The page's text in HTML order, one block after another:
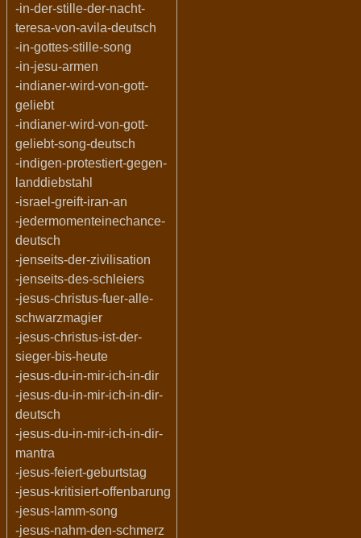
-in-der-stille-der-nacht-
teresa-von-avila-deutsch
-in-gottes-stille-song
-in-jesu-armen
-indianer-wird-von-gott-
geliebt
-indianer-wird-von-gott-
geliebt-song-deutsch
-indigen-protestiert-gegen-
landdiebstahl
-israel-greift-iran-an
-jedermomenteinechance-
deutsch
-jenseits-der-zivilisation
-jenseits-des-schleiers
-jesus-christus-fuer-alle-
schwarzmagier
-jesus-christus-ist-der-
sieger-bis-heute
-jesus-du-in-mir-ich-in-dir
-jesus-du-in-mir-ich-in-dir-
deutsch
-jesus-du-in-mir-ich-in-dir-
mantra
-jesus-feiert-geburtstag
-jesus-kritisiert-offenbarung
-jesus-lamm-song
-jesus-nahm-den-schmerz